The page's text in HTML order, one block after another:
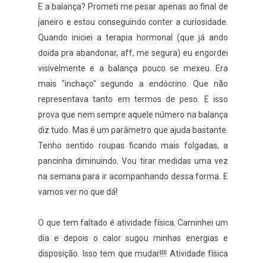
E a balança? Prometi me pesar apenas ao final de
janeiro e estou conseguindo conter a curiosidade.
Quando iniciei a terapia hormonal (que já ando
doida pra abandonar, aff, me segura) eu engordei
visivelmente e a balança pouco se mexeu. Era
mais "inchaço" segundo a endócrino. Que não
representava tanto em termos de peso. E isso
prova que nem sempre aquele número na balança
diz tudo. Mas é um parâmetro que ajuda bastante.
Tenho sentido roupas ficando mais folgadas, a
pancinha diminuindo. Vou tirar medidas uma vez
na semana para ir acompanhando dessa forma. E
vamos ver no que dá!
O que tem faltado é atividade física. Caminhei um
dia e depois o calor sugou minhas energias e
disposição. Isso tem que mudar!!!! Atividade física